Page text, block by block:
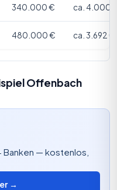
340.000 € ca. 4.000
480.000 € ca. 3.692
Offenbach
Banken — kostenlos,
→